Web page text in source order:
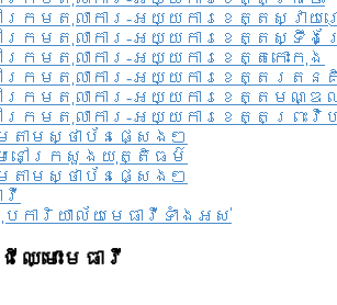
ក្រមតុលាការ-អយ្យការខេត្តស្វាយ
ក្រមតុលាការ-អយ្យការខេត្តស្ទឹង
ក្រមតុលាការ-អយ្យការខេត្តកោះកុង
ក្រមតុលាការ-អយ្យការខេត្តរតន
ក្រមតុលាការ-អយ្យការខេត្តមណ្
ក្រមតុលាការ-អយ្យការខេត្តព្រះវិហ
តាមស្ថាប័នផ្សេងៗ
នៅក្រសួងយុត្តិធម៌
តាមស្ថាប័នផ្សេងៗ
វី
ារិយាល័យមេធាវីទាំងអស់​
ោះមេធាវី